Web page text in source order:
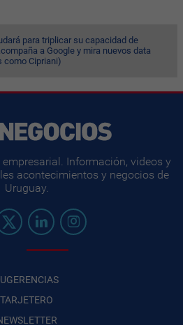
para triplicar su capacidad de
a Google y mira nuevos data
como Cipriani)
Información, videos y
acontecimientos y negocios de
Uruguay.
TARJETERO